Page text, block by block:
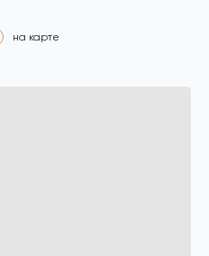
на карте